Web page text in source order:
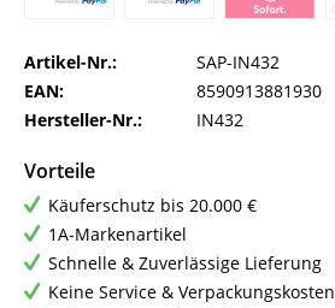
Artikel-Nr.:
SAP-IN432
EAN:
8590913881930
Hersteller-Nr.:
IN432
Vorteile
Käuferschutz bis 20.000 €
1A-Markenartikel
Schnelle & Zuverlässige Lieferung
Keine Service & Verpackungskosten